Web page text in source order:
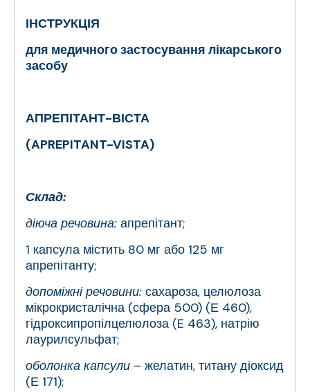
ІНСТРУКЦІЯ
для медичного застосування лікарського
засобу
АПРЕПІТАНТ-ВІСТА
(APREPITANT-VISTA)
Склад:
діюча речовина: апрепітант;
1 капсула містить 80 мг або 125 мг
апрепітанту;
допоміжні речовини: сахароза, целюлоза
мікрокристалічна (сфера 500) (Е 460),
гідроксипропілцелюлоза (E 463), натрію
лаурилсульфат;
оболонка капсули – желатин, титану діоксид
(Е 171);